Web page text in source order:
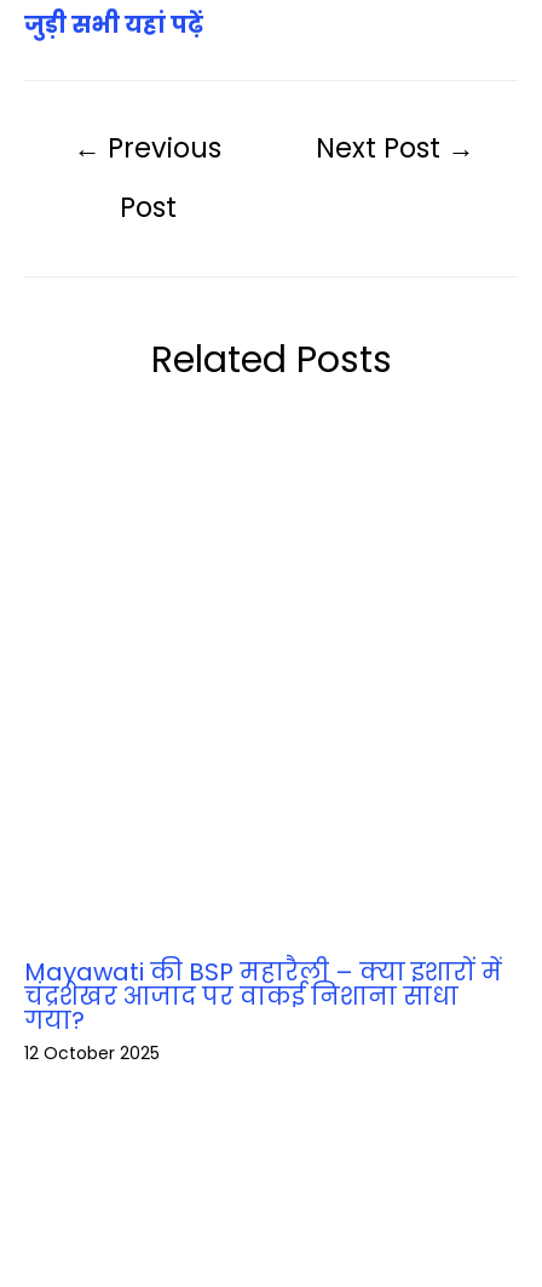
जुड़ी सभी यहां पढ़ें
← Previous
Post
Next Post →
Related Posts
Mayawati की BSP महारैली – क्या इशारों में
चंद्रशेखर आजाद पर वाकई निशाना साधा
गया?
12 October 2025